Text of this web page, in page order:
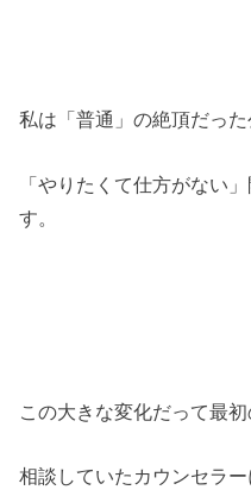
私は「普通」の絶頂だった
「やりたくて仕方がない
す。
この大きな変化だって最初
相談していたカウンセラ